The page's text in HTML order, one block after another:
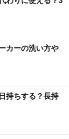
カーの洗い方や
持ちする？長持